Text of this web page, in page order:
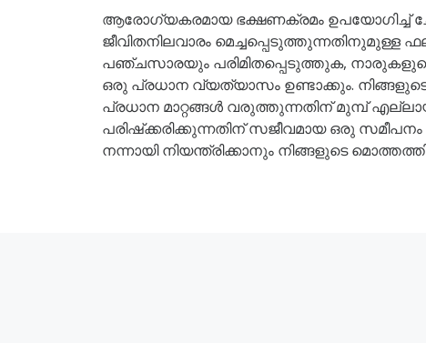
ആരോഗ്യകരമായ ഭക്ഷണക്രമം ഉപയോഗിച്ച്
ജീവിതനിലവാരം
പഞ്ചസാരയും പരിമിതപ്പെടുത്തുക,
ഒരു പ്രധാന വ്യത്യാസം ഉണ്ടാക്കും.
പ്രധാന മാറ്റങ്ങൾ വരുത്തുന്നതിന് മുമ്പ്
പരിഷ്‌ക്കരിക്കുന്നതിന് സജീവമായ ഒരു
നന്നായി നിയന്ത്രിക്കാനും നിങ്ങളുടെ